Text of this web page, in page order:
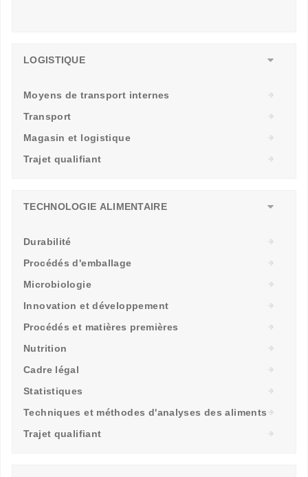
LOGISTIQUE
Moyens de transport internes
Transport
Magasin et logistique
Trajet qualifiant
TECHNOLOGIE ALIMENTAIRE
Durabilité
Procédés d'emballage
Microbiologie
Innovation et développement
Procédés et matières premières
Nutrition
Cadre légal
Statistiques
Techniques et méthodes d'analyses des aliments
Trajet qualifiant